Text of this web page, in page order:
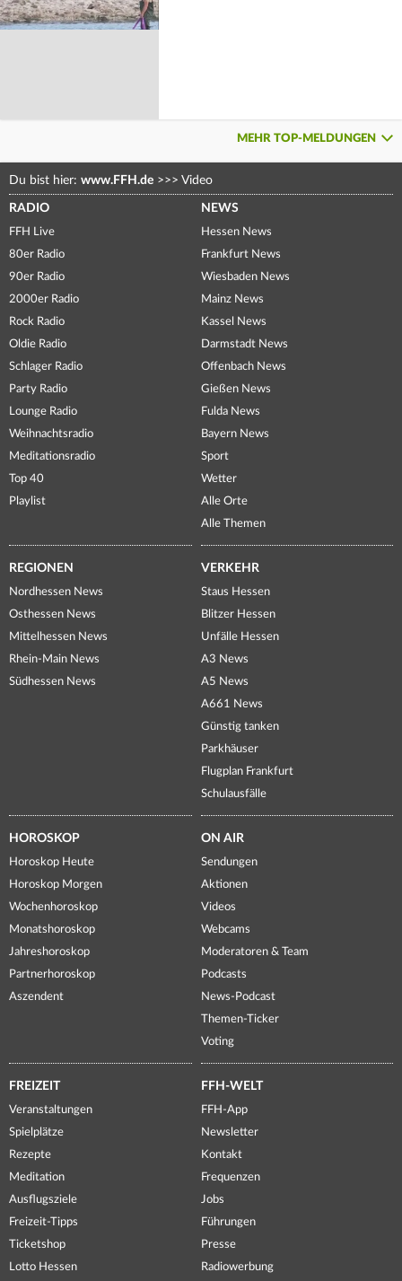
MEHR TOP-MELDUNGEN
Du bist hier: www.FFH.de >>> Video
RADIO
FFH Live
80er Radio
90er Radio
2000er Radio
Rock Radio
Oldie Radio
Schlager Radio
Party Radio
Lounge Radio
Weihnachtsradio
Meditationsradio
Top 40
Playlist
NEWS
Hessen News
Frankfurt News
Wiesbaden News
Mainz News
Kassel News
Darmstadt News
Offenbach News
Gießen News
Fulda News
Bayern News
Sport
Wetter
Alle Orte
Alle Themen
REGIONEN
Nordhessen News
Osthessen News
Mittelhessen News
Rhein-Main News
Südhessen News
VERKEHR
Staus Hessen
Blitzer Hessen
Unfälle Hessen
A3 News
A5 News
A661 News
Günstig tanken
Parkhäuser
Flugplan Frankfurt
Schulausfälle
HOROSKOP
Horoskop Heute
Horoskop Morgen
Wochenhoroskop
Monatshoroskop
Jahreshoroskop
Partnerhoroskop
Aszendent
ON AIR
Sendungen
Aktionen
Videos
Webcams
Moderatoren & Team
Podcasts
News-Podcast
Themen-Ticker
Voting
FREIZEIT
Veranstaltungen
Spielplätze
Rezepte
Meditation
Ausflugsziele
Freizeit-Tipps
Ticketshop
Lotto Hessen
FFH-WELT
FFH-App
Newsletter
Kontakt
Frequenzen
Jobs
Führungen
Presse
Radiowerbung